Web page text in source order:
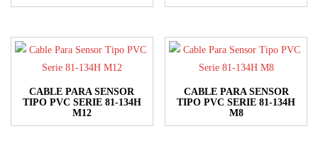
tiene
múltiples
Las
opciones
tiene
múltiples
Las
opciones
CABLE PARA SENSOR
TIPO PVC SERIE 81-134H
M12
Este
CABLE PARA SENSOR
TIPO PVC SERIE 81-134H
M8
Este